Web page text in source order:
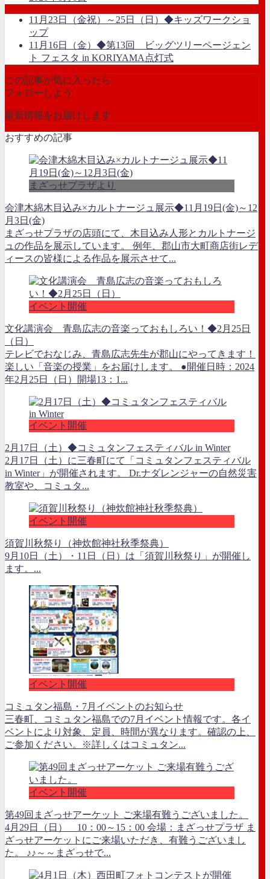
11月23日（金祝）～25日（日）◆キッズワークショ
ップ
11月16日（金）◆第13回 ビッグツリーページェン
ト フェスタ in KORIYAMA点灯式
この記事が気に入ったら
フォローしよう
最新情報をお届けします
おすすめの記事
まざっせプラザより
会津木綿木目込み×カルトナージュ展示◆11月19日(金)～12
月3日(金)
まざっせプラザの店頭にて、木目込み人形とカルトナージ
ュの作品を展示しています。 例年、郡山市大町商店街レデ
ィースの皆様による作品を展示させて...
イベント開催
文化講演会 青島広志の音楽っておもしろい！◆2月25日
（日）
テレビでおなじみ、青島広志先生が郡山にやってきます！
楽しい「音楽の授業」をお届けします。 ●開催日時：2024
年2月25日（日）開場13：1...
イベント開催
2月17日（土）◆コミュタンフェスティバル in Winter
2月17日（土）に三春町にて「コミュタンフェスティバル
in Winter」が開催されます。 Dr.ナダレンジャーの自然災害
教室や、コミュタ...
イベント開催
須賀川秋祭り（神炊館神社秋季祭典）
9月10日（土）・11日（日）は「須賀川秋祭り」が開催し
ます。...
イベント開催
コミュタン福島・7月イベントのお知らせ
三春町、コミュタン福島での7月イベント情報です。各イ
ベントにより対象、定員、時間が異なります。確認の上、
ご参加ください。※詳しくはコミュタン...
イベント開催
第49回まざっせアーケット ご来場有難うございました。
4月29日（日） 10：00～15：00 会場：まざっせプラザ ま
ざっせアーケットにご来場いただき、有難うございまし
た。 ♪♪～～まざっせで...